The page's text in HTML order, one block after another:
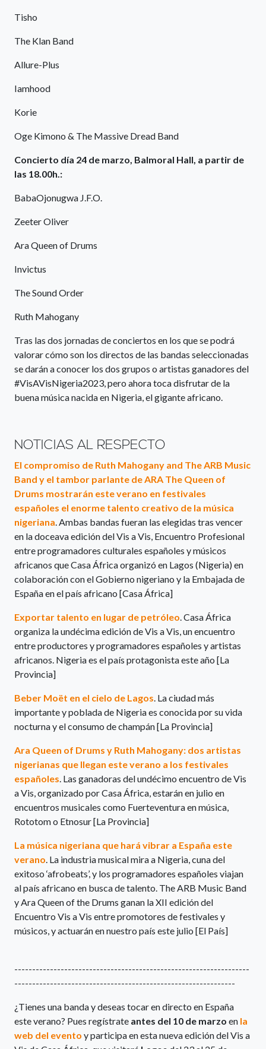
Tisho
The Klan Band
Allure-Plus
Iamhood
Korie
Oge Kimono & The Massive Dread Band
Concierto día 24 de marzo, Balmoral Hall, a partir de
las 18.00h.:
BabaOjonugwa J.F.O.
Zeeter Oliver
Ara Queen of Drums
Invictus
The Sound Order
Ruth Mahogany
Tras las dos jornadas de conciertos en los que se podrá
valorar cómo son los directos de las bandas seleccionadas
se darán a conocer los dos grupos o artistas ganadores del
#VisAVisNigeria2023, pero ahora toca disfrutar de la
buena música nacida en Nigeria, el gigante africano.
NOTICIAS AL RESPECTO
El compromiso de Ruth Mahogany and The ARB Music
Band y el tambor parlante de ARA The Queen of
Drums mostrarán este verano en festivales
españoles el enorme talento creativo de la música
nigeriana. Ambas bandas fueran las elegidas tras vencer
en la doceava edición del Vis a Vis, Encuentro Profesional
entre programadores culturales españoles y músicos
africanos que Casa África organizó en Lagos (Nigeria) en
colaboración con el Gobierno nigeriano y la Embajada de
España en el país africano [Casa África]
Exportar talento en lugar de petróleo. Casa África
organiza la undécima edición de Vis a Vis, un encuentro
entre productores y programadores españoles y artistas
africanos. Nigeria es el país protagonista este año [La
Provincia]
Beber Moët en el cielo de Lagos. La ciudad más
importante y poblada de Nigeria es conocida por su vida
nocturna y el consumo de champán [La Provincia]
Ara Queen of Drums y Ruth Mahogany: dos artistas
nigerianas que llegan este verano a los festivales
españoles. Las ganadoras del undécimo encuentro de Vis
a Vis, organizado por Casa África, estarán en julio en
encuentros musicales como Fuerteventura en música,
Rototom o Etnosur [La Provincia]
La música nigeriana que hará vibrar a España este
verano. La industria musical mira a Nigeria, cuna del
exitoso ‘afrobeats’, y los programadores españoles viajan
al país africano en busca de talento. The ARB Music Band
y Ara Queen of the Drums ganan la XII edición del
Encuentro Vis a Vis entre promotores de festivales y
músicos, y actuarán en nuestro país este julio [El País]
------------------------------------------------------------------
--------------------------------------------------------------
¿Tienes una banda y deseas tocar en directo en España
este verano? Pues regístrate antes del 10 de marzo en la
web del evento y participa en esta nueva edición del Vis a